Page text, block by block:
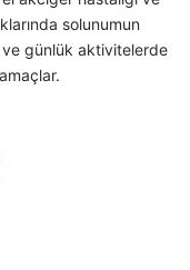
solunumun
ve günlük aktivitelerde